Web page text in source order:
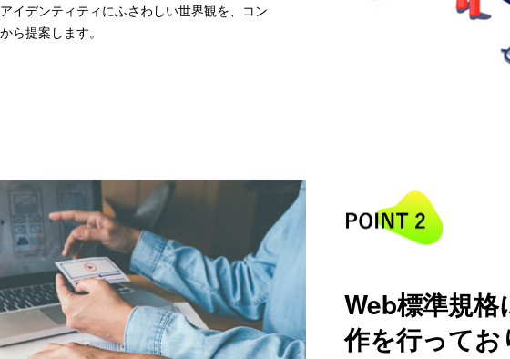
イデンティティにふさわしい世界観を、コン
ら提案します。
Web標準規
作を行って